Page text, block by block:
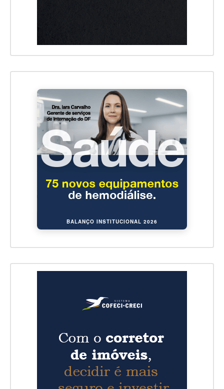
BALANÇO INSTITUCIONAL 2026